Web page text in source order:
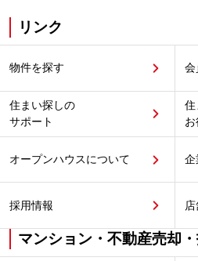
リンク
物件を探す 会
住まい探しの
サポート
住
オープンハウスについて 企
採用情報
マンション・不動産売却